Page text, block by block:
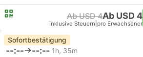
Ab USD 4Ab USD 4
inklusive Steuern pro Erwachsener
Sofortbestätigung
--:-- --:-- 1h, 35m